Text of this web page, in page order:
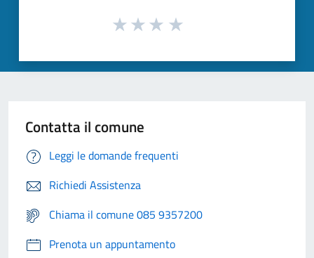
Contatta il comune
Leggi le domande frequenti
Richiedi Assistenza
Chiama il comune 085 9357200
Prenota un appuntamento